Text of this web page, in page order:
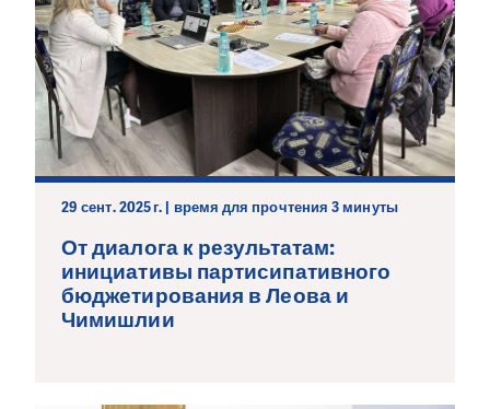
29 сент. 2025 г. | время для прочтения 3 минуты
От диалога к результатам:
инициативы партисипативного
бюджетирования в Леова и
Чимишлии